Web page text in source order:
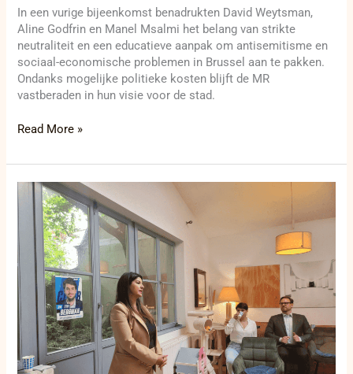
In een vurige bijeenkomst benadrukten David Weytsman,
Aline Godfrin en Manel Msalmi het belang van strikte
neutraliteit en een educatieve aanpak om antisemitisme en
sociaal-economische problemen in Brussel aan te pakken.
Ondanks mogelijke politieke kosten blijft de MR
vastberaden in hun visie voor de stad.
Read More »
Opmerkelijke
vergadering
MR:
Weytsman,
Godfrin
en
Msalmi
bespreken
cruciale
vraagstukken